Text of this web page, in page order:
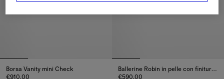
Borsa Vanity mini Check
€910.00
Ballerine Robin in pelle con finiture Check
€590.00